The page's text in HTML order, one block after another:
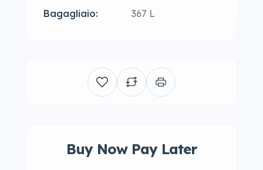
Bagagliaio:
367 L
Buy Now Pay Later